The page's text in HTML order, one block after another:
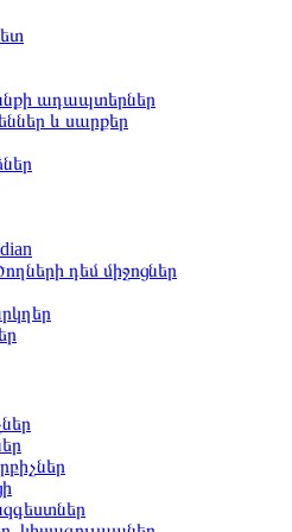
ադապտերներ
և սարքեր
դեմ միջոցներ